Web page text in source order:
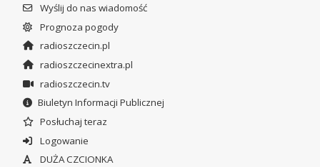
Wyślij do nas wiadomość
Prognoza pogody
radioszczecin.pl
radioszczecinextra.pl
radioszczecin.tv
Biuletyn Informacji Publicznej
Posłuchaj teraz
Logowanie
DUŻA CZCIONKA